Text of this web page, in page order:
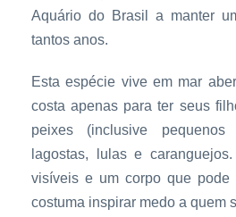
Aquário do Brasil a manter
tantos anos.
Esta espécie vive em mar
costa apenas para ter seus
peixes (inclusive
lagostas, lulas e
visíveis e um corpo que pode
costuma inspirar medo a quem